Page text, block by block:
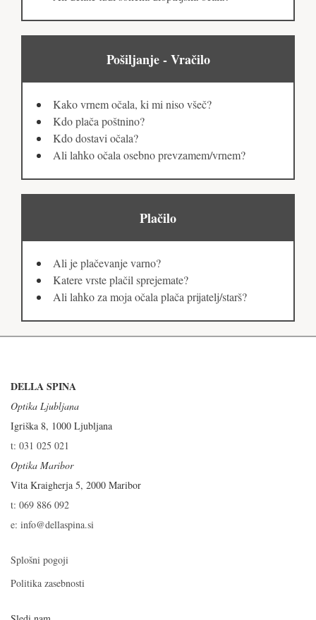
Pošiljanje - Vračilo
Kako vrnem očala, ki mi niso všeč?
Kdo plača poštnino?
Kdo dostavi očala?
Ali lahko očala osebno prevzamem/vrnem?
Plačilo
Ali je plačevanje varno?
Katere vrste plačil sprejemate?
Ali lahko za moja očala plača prijatelj/starš?
DELLA SPINA
Optika Ljubljana
Igriška 8, 1000 Ljubljana
t: 031 025 021
Optika Maribor
Vita Kraigherja 5, 2000 Maribor
t: 069 886 092
e: info@dellaspina.si
Splošni pogoji
Politika zasebnosti